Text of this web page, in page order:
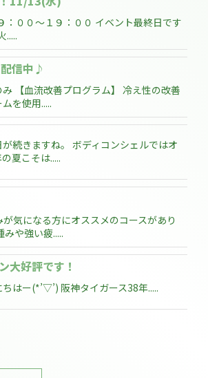
：００～１９：００ イベント最終日です
.....
信中♪
【血流改善プログラム】 冷え性の改善
を使用.....
続きますね。 ボディコンシェルではオ
夏こそは.....
気になる方にオススメのコースがあり
や強い疲.....
大好評です！
はー(*’▽’) 阪神タイガース38年.....